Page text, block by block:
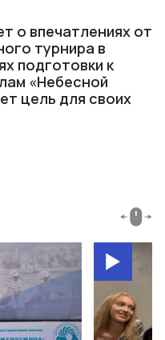
о впечатлениях от
турнира в
подготовки к
«Небесной
цель для своих